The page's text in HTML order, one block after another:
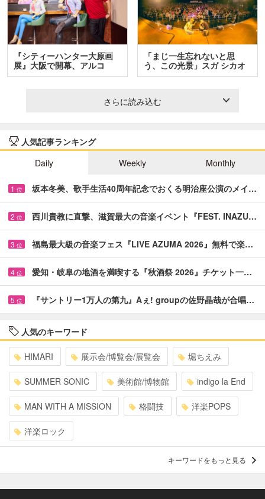
『シティーハンター大原画
展』大阪で開幕、アルコ
＆…
「まじ一生忘れないと思
う、この光景」スガ シカオ
と…
さらに読み込む
人気記事ランキング
Daily
Weekly Monthly
1 位 坂本冬美、歌手生活40周年記念でおくる明治座公演のメイ…
2 位 西川貴教に直撃、滋賀最大の音楽イベント『FEST. INAZU…
3 位 福島最大級の音楽フェス『LIVE AZUMA 2026』無料で楽…
4 位 愛知・岐阜の地酒を満喫する『秋酒祭 2026』チケット一…
5 位 『サントリー1万人の第九』Aぇ! groupの佐野晶哉が合唱…
人気のキーワード
HIMARI 展示会/博覧会/展覧会 堀ちえみ
SUMMER SONIC 美術館/博物館 indigo la End
MAN WITH A MISSION 格闘技 洋楽POPS
洋楽ロック
キーワードをもっと見る